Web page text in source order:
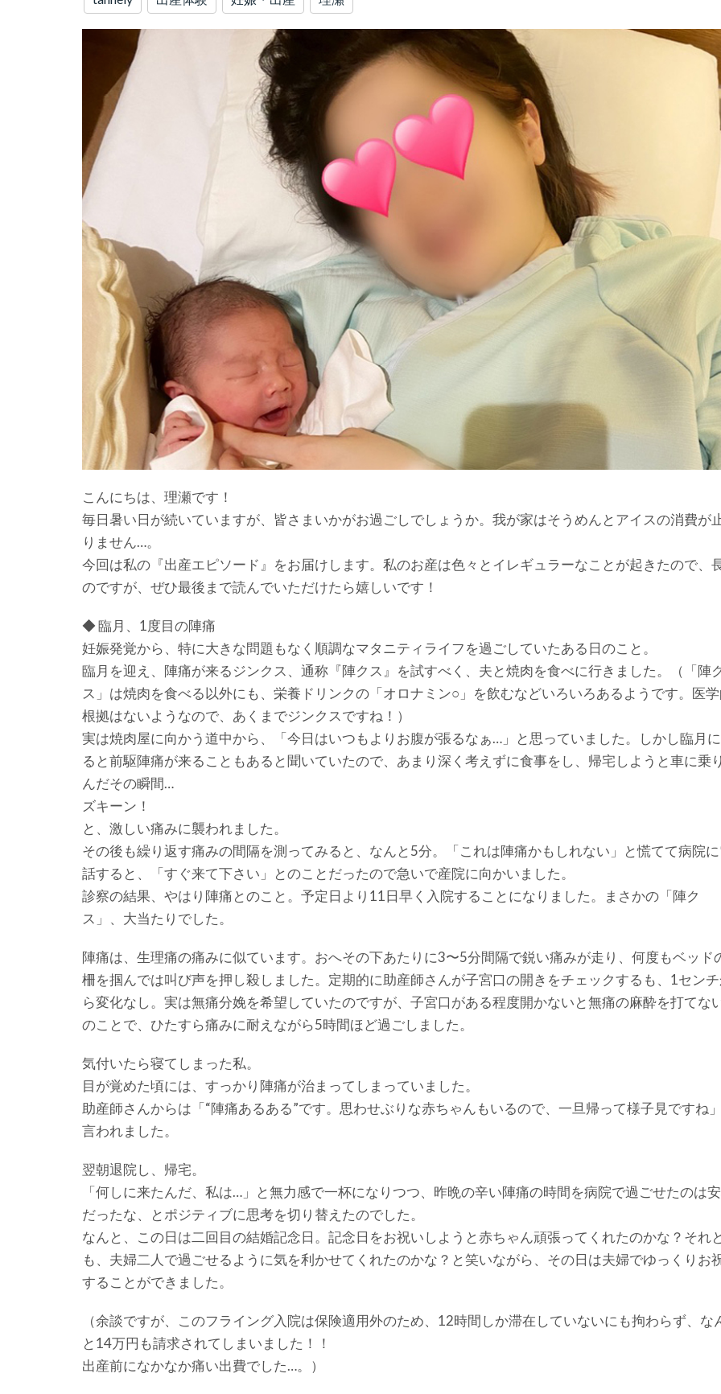
こんにちは、理瀬です！
毎日暑い日が続いていますが、皆さまいかがお過ごしでしょうか。我が家はそうめんとアイスの消費が
りません…。
今回は私の『出産エピソード』をお届けします。私のお産は色々とイレギュラーなことが起きたので、
のですが、ぜひ最後まで読んでいただけたら嬉しいです！
◆ 臨月、1度目の陣痛
妊娠発覚から、特に大きな問題もなく順調なマタニティライフを過ごしていたある日のこと。
臨月を迎え、陣痛が来るジンクス、通称『陣クス』を試すべく、夫と焼肉を食べに行きました。（「陣
ス」は焼肉を食べる以外にも、栄養ドリンクの「オロナミン○」を飲むなどいろいろあるようです。医
根拠はないようなので、あくまでジンクスですね！）
実は焼肉屋に向かう道中から、「今日はいつもよりお腹が張るなぁ…」と思っていました。しかし臨月
ると前駆陣痛が来ることもあると聞いていたので、あまり深く考えずに食事をし、帰宅しようと車に乗
んだその瞬間…
ズキーン！
と、激しい痛みに襲われました。
その後も繰り返す痛みの間隔を測ってみると、なんと5分。「これは陣痛かもしれない」と慌てて病院
話すると、「すぐ来て下さい」とのことだったので急いで産院に向かいました。
診察の結果、やはり陣痛とのこと。予定日より11日早く入院することになりました。まさかの「陣ク
ス」、大当たりでした。
陣痛は、生理痛の痛みに似ています。おへその下あたりに3〜5分間隔で鋭い痛みが走り、何度もベッド
柵を掴んでは叫び声を押し殺しました。定期的に助産師さんが子宮口の開きをチェックするも、1セン
ら変化なし。実は無痛分娩を希望していたのですが、子宮口がある程度開かないと無痛の麻酔を打てな
のことで、ひたすら痛みに耐えながら5時間ほど過ごしました。
気付いたら寝てしまった私。
目が覚めた頃には、すっかり陣痛が治まってしまっていました。
助産師さんからは「“陣痛あるある”です。思わせぶりな赤ちゃんもいるので、一旦帰って様子見ですね
言われました。
翌朝退院し、帰宅。
「何しに来たんだ、私は…」と無力感で一杯になりつつ、昨晩の辛い陣痛の時間を病院で過ごせたのは
だったな、とポジティブに思考を切り替えたのでした。
なんと、この日は二回目の結婚記念日。記念日をお祝いしようと赤ちゃん頑張ってくれたのかな？それ
も、夫婦二人で過ごせるように気を利かせてくれたのかな？と笑いながら、その日は夫婦でゆっくりお
することができました。
（余談ですが、このフライング入院は保険適用外のため、12時間しか滞在していないにも拘わらず、な
と14万円も請求されてしまいました！！
出産前になかなか痛い出費でした…。）